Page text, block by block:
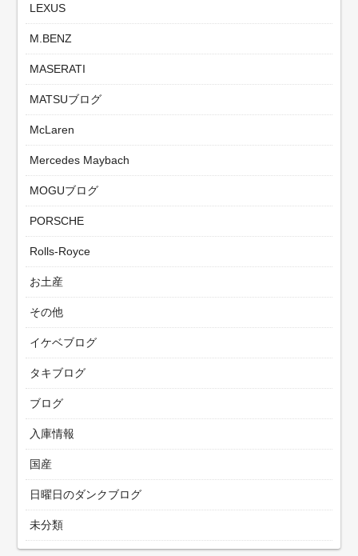
LEXUS
M.BENZ
MASERATI
MATSUブログ
McLaren
Mercedes Maybach
MOGUブログ
PORSCHE
Rolls-Royce
お土産
その他
イケベブログ
タキブログ
ブログ
入庫情報
国産
日曜日のダンクブログ
未分類